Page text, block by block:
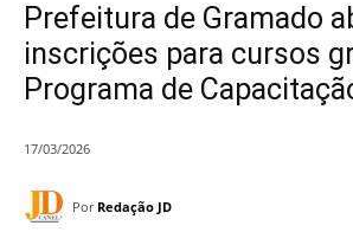
Prefeitura de Gramado
inscrições para cursos
Programa de
17/03/2026
Por Redação JD